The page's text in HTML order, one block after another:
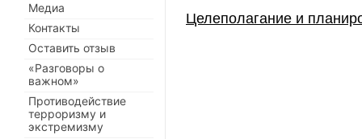
Целеполагание и
Медиа
Контакты
Оставить отзыв
«Разговоры о
важном»
Противодействие
терроризму и
экстремизму